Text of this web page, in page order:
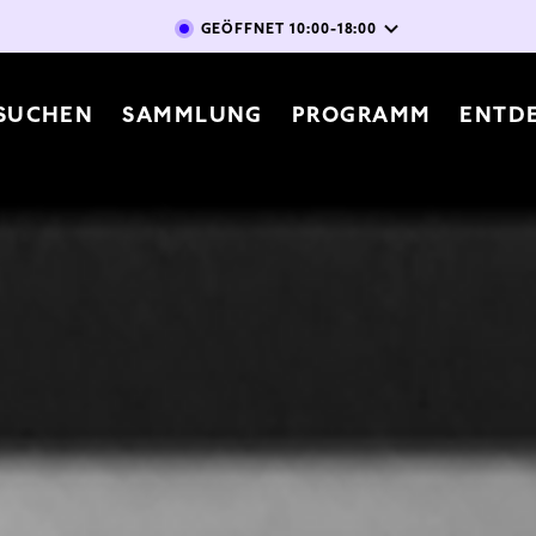
Direkt zum Inhalt
SAMMLUNG PROGRAMM
GEÖFFNET 10:00-18:00